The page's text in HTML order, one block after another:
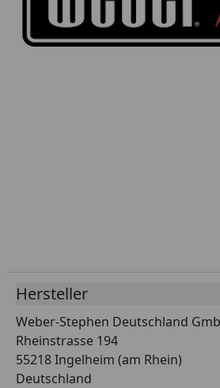
Hersteller
Weber-Stephen Deutschland
Rheinstrasse 194
55218 Ingelheim (am Rhein)
Deutschland